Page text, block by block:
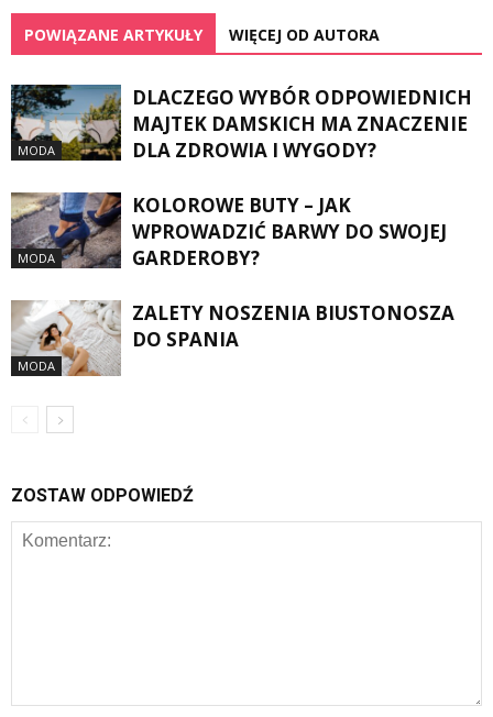
POWIĄZANE ARTYKUŁY WIĘCEJ OD AUTORA
MODA
DLACZEGO WYBÓR ODPOWIEDNICH
MAJTEK DAMSKICH MA ZNACZENIE
DLA ZDROWIA I WYGODY?
MODA
KOLOROWE BUTY – JAK
WPROWADZIĆ BARWY DO SWOJEJ
GARDEROBY?
MODA
ZALETY NOSZENIA BIUSTONOSZA
DO SPANIA
ZOSTAW ODPOWIEDŹ